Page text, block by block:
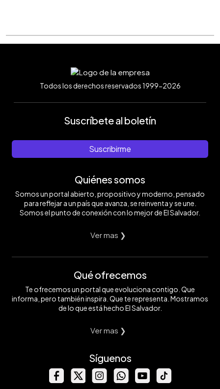
Todos los derechos reservados 1999-2026
Suscríbete al boletín
Suscribirme
Quiénes somos
Somos un portal abierto, propositivo y moderno, pensado
para reflejar a un país que avanza, se reinventa y se une.
Somos el punto de conexión con lo mejor de El Salvador.
Ver mas ❯
Qué ofrecemos
Te ofrecemos un portal que evoluciona contigo. Que
informa, pero también inspira. Que te representa. Mostramos
de lo que está hecho El Salvador.
Ver mas ❯
Síguenos